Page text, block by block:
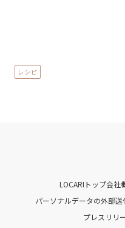
レシピ
LOCARIトップ会社
パーソナルデータの外部送
プレスリリ